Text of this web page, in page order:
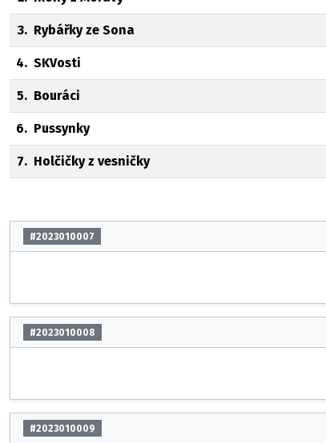
3. Rybářky ze Sona
4. SKVosti
5. Bouráci
6. Pussynky
7. Holčičky z vesničky
#2023010007
#2023010008
#2023010009